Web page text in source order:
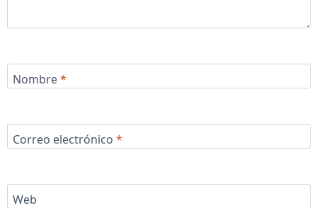
Nombre*
Correo electrónico *
Web